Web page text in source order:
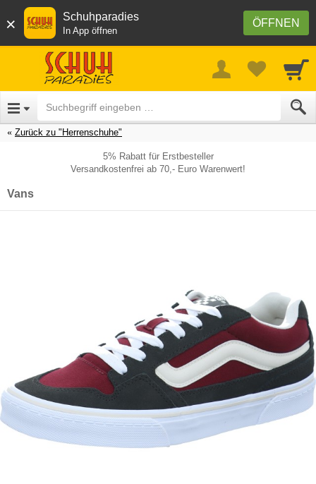
× ÖFFNEN
Schuhparadies
In App öffnen
Zurück zu "Herrenschuhe"
5% Rabatt für Erstbesteller
Versandkostenfrei ab 70,- Euro Warenwert!
Vans